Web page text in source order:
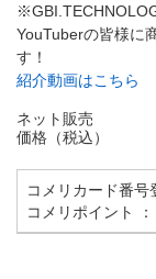
YouTuberの皆様に
す！
紹介動画はこちら
ネット販売
価格（税込）
コメリカード番
コメリポイント ：